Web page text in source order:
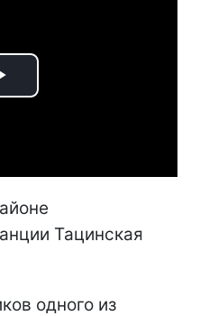
Тацинская
одного из